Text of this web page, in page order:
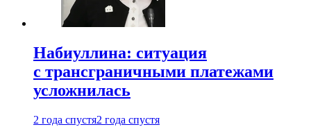
Набиуллина: ситуация
с трансграничными платежами
усложнилась
2 года спустя2 года спустя